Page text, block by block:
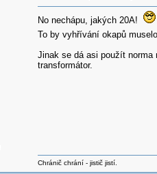
No nechápu, jakých 20A!
To by vyhřívání okapů
Jinak se dá asi použít norma
transformátor.
Chránič chrání - jistič jistí.